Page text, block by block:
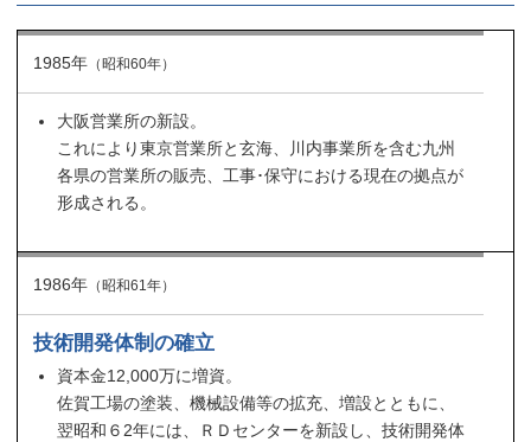
1985年（昭和60年）
大阪営業所の新設。
これにより東京営業所と玄海、川内事業所を含む九州
各県の営業所の販売、工事･保守における現在の拠点が
形成される。
1986年（昭和61年）
技術開発体制の確立
資本金12,000万に増資。
佐賀工場の塗装、機械設備等の拡充、増設とともに、
翌昭和６2年には、ＲＤセンターを新設し、技術開発体